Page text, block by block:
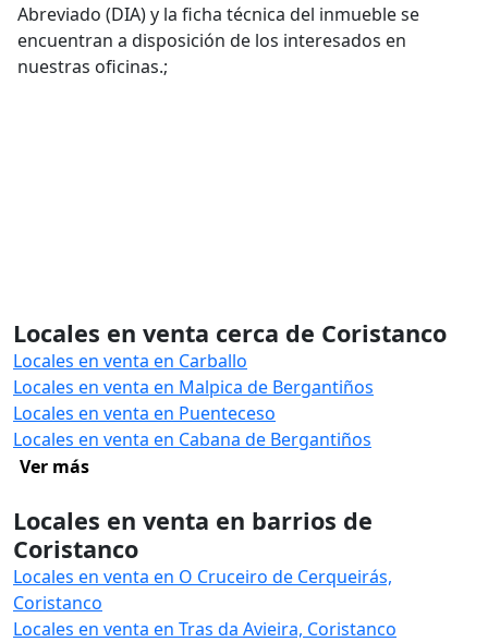
Abreviado (DIA) y la ficha técnica del inmueble se
encuentran a disposición de los interesados en
nuestras oficinas.;
Locales en venta cerca de Coristanco
Locales en venta en Carballo
Locales en venta en Malpica de Bergantiños
Locales en venta en Puenteceso
Locales en venta en Cabana de Bergantiños
Ver más
Locales en venta en barrios de
Coristanco
Locales en venta en O Cruceiro de Cerqueirás,
Coristanco
Locales en venta en Tras da Avieira, Coristanco